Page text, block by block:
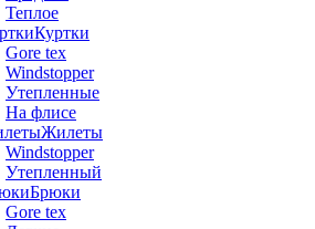
Теплое
Куртки
Gore tex
Windstopper
Утепленные
На флисе
Жилеты
Windstopper
Утепленный
Брюки
Gore tex